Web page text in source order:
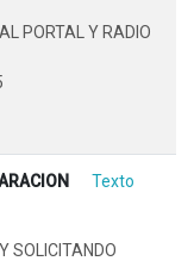
PORTAL Y RADIO
Texto
SOLICITANDO